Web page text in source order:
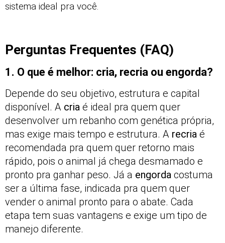
sistema ideal pra você.
Perguntas Frequentes (FAQ)
1. O que é melhor: cria, recria ou engorda?
Depende do seu objetivo, estrutura e capital
disponível. A cria é ideal pra quem quer
desenvolver um rebanho com genética própria,
mas exige mais tempo e estrutura. A recria é
recomendada pra quem quer retorno mais
rápido, pois o animal já chega desmamado e
pronto pra ganhar peso. Já a engorda costuma
ser a última fase, indicada pra quem quer
vender o animal pronto para o abate. Cada
etapa tem suas vantagens e exige um tipo de
manejo diferente.